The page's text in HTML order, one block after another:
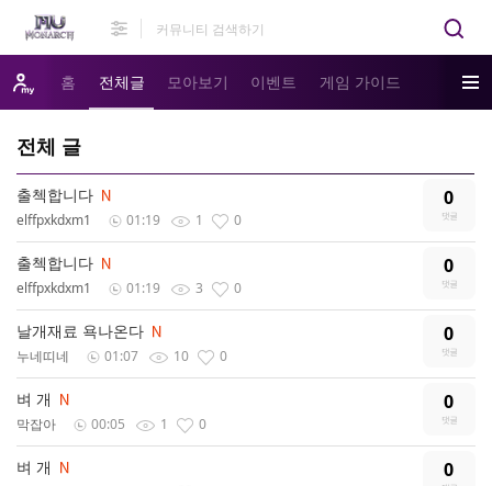
홈 전체글 모아보기 이벤트 게임 가이드
전체 글
출첵합니다 0
elffpxkdxm1 01:19 1 0
출첵합니다 0
elffpxkdxm1 01:19 3 0
날개재료 욕나온다 0
누네띠네 01:07 10 0
벼 개 0
막잡아 00:05 1 0
벼 개 0